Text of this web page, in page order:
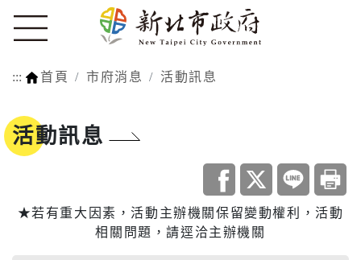
::: 首頁 市府消息 活動訊息
活動訊息
★若有重大因素，活動主辦機關保留變動權利，活動
相關問題，請逕洽主辦機關